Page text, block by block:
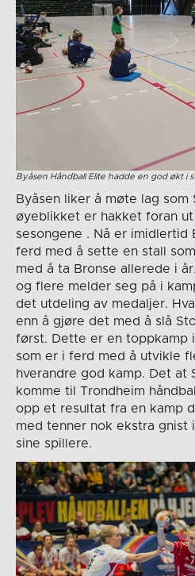
Byåsen Håndball Elite hadde en god økt i
Byåsen liker å møte lag som
øyeblikket er hakket foran
sesongene . Nå er imidlertid
ferd med å sette en stall
med å ta Bronse allerede i
og flere melder seg på i
det utdeling av medaljer.
enn å gjøre det med å slå
først. Dette er en toppkamp
som er i ferd med å utvikle
hverandre god kamp. Det at
komme til Trondheim
opp et resultat fra en kamp
med tenner nok ekstra gnist
sine spillere.